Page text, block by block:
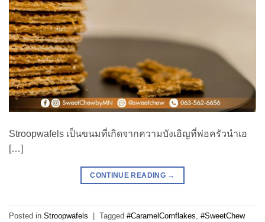
Stroopwafels เป็นขนมที่เกิดจากความบังเอิญที่พ่อครัวนำเอ
[…]
CONTINUE READING →
Posted in Stroopwafels | Tagged #CaramelCornflakes #SweetChew